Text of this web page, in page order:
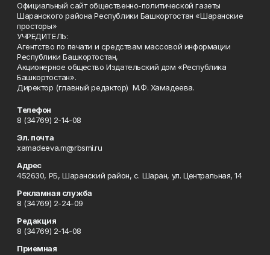
Официальный сайт общественно-политической газеты
Шаранского района Республики Башкортостан «Шаранские
просторы»
УЧРЕДИТЕЛЬ:
Агентство по печати и средствам массовой информации
Республики Башкортостан,
Акционерное общество Издательский дом «Республика
Башкортостан».
Директор (главный редактор) М.Ф. Хамадеева.
Телефон
8 (34769) 2-14-08
Эл. почта
xamadeeva.m@rbsmi.ru
Адрес
452630, РБ, Шаранский район, с. Шаран, ул. Центральная, 14
Рекламная служба
8 (34769) 2-24-09
Редакция
8 (34769) 2-14-08
Приемная